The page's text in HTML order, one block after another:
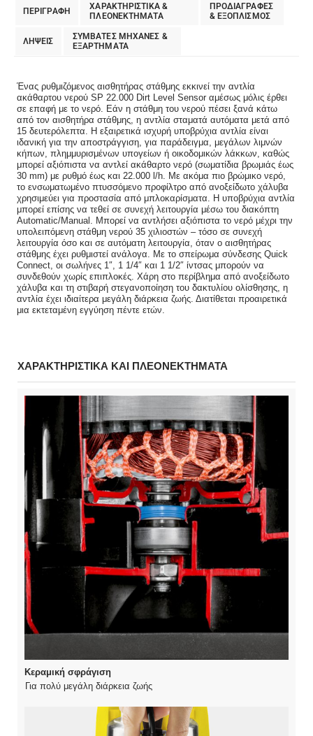
ΠΕΡΙΓΡΑΦΗ
ΧΑΡΑΚΤΗΡΙΣΤΙΚΑ &
ΠΛΕΟΝΕΚΤΗΜΑΤΑ
ΠΡΟΔΙΑΓΡΑΦΕΣ
& EΞΟΠΛΙΣΜΟΣ
ΛΗΨΕΙΣ
ΣΥΜΒΑΤΕΣ ΜΗΧΑΝΕΣ &
ΕΞΑΡΤΗΜΑΤΑ
Ένας ρυθμιζόμενος αισθητήρας στάθμης εκκινεί την αντλία
ακάθαρτου νερού SP 22.000 Dirt Level Sensor αμέσως μόλις έρθει
σε επαφή με το νερό. Εάν η στάθμη του νερού πέσει ξανά κάτω
από τον αισθητήρα στάθμης, η αντλία σταματά αυτόματα μετά από
15 δευτερόλεπτα. Η εξαιρετικά ισχυρή υποβρύχια αντλία είναι
ιδανική για την αποστράγγιση, για παράδειγμα, μεγάλων λιμνών
κήπων, πλημμυρισμένων υπογείων ή οικοδομικών λάκκων, καθώς
μπορεί αξιόπιστα να αντλεί ακάθαρτο νερό (σωματίδια βρωμιάς έως
30 mm) με ρυθμό έως και 22.000 l/h. Με ακόμα πιο βρώμικο νερό,
το ενσωματωμένο πτυσσόμενο προφίλτρο από ανοξείδωτο χάλυβα
χρησιμεύει για προστασία από μπλοκαρίσματα. Η υποβρύχια αντλία
μπορεί επίσης να τεθεί σε συνεχή λειτουργία μέσω του διακόπτη
Automatic/Manual. Μπορεί να αντλήσει αξιόπιστα το νερό μέχρι την
υπολειπόμενη στάθμη νερού 35 χιλιοστών – τόσο σε συνεχή
λειτουργία όσο και σε αυτόματη λειτουργία, όταν ο αισθητήρας
στάθμης έχει ρυθμιστεί ανάλογα. Με το σπείρωμα σύνδεσης Quick
Connect, οι σωλήνες 1″, 1 1/4″ και 1 1/2″ ίντσας μπορούν να
συνδεθούν χωρίς επιπλοκές. Χάρη στο περίβλημα από ανοξείδωτο
χάλυβα και τη στιβαρή στεγανοποίηση του δακτυλίου ολίσθησης, η
αντλία έχει ιδιαίτερα μεγάλη διάρκεια ζωής. Διατίθεται προαιρετικά
μια εκτεταμένη εγγύηση πέντε ετών.
ΧΑΡΑΚΤΗΡΙΣΤΙΚΑ ΚΑΙ ΠΛΕΟΝΕΚΤΗΜΑΤΑ
Κεραμική σφράγιση
Για πολύ μεγάλη διάρκεια ζωής